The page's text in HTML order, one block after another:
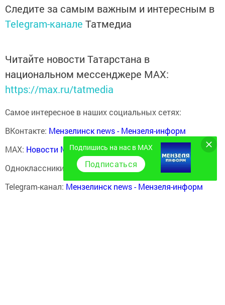
Следите за самым важным и интересным в
Telegram-канале Татмедиа
Читайте новости Татарстана в
национальном мессенджере MАХ:
https://max.ru/tatmedia
Самое интересное в наших социальных сетях:
ВКонтакте: Мензелинск news - Мензеля-информ
MAX: Новости Мензелинска - Мензеля онлайн
Одноклассники:
ok.ru/menzelinsk
Telegram-канал: Мензелинск news - Мензеля-информ
Подпишись на нас в MAX
Подписаться